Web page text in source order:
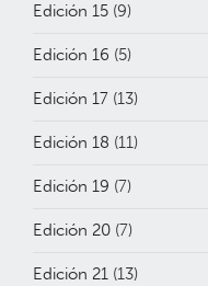
Edición 15 (9)
Edición 16 (5)
Edición 17 (13)
Edición 18 (11)
Edición 19 (7)
Edición 20 (7)
Edición 21 (13)